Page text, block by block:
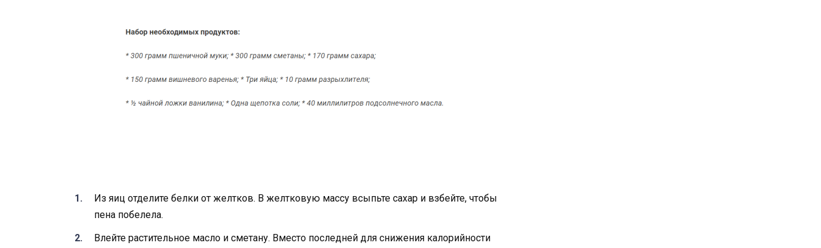
Из яиц отделите белки от желтков. В желтковую массу всыпьте сахар и взбейте, чтобы
пена побелела.
Влейте растительное масло и сметану. Вместо последней для снижения калорийности